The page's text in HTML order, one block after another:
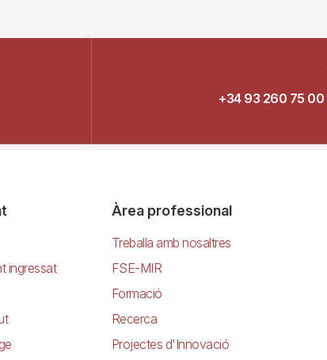
+34 93 260 75 00
ingressat
Àrea professional
Treballa amb nosaltres
FSE-MIR
Formació
Recerca
Projectes d'Innovació